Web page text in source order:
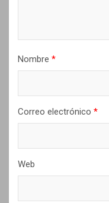
Nombre *
Correo electrónico *
Web